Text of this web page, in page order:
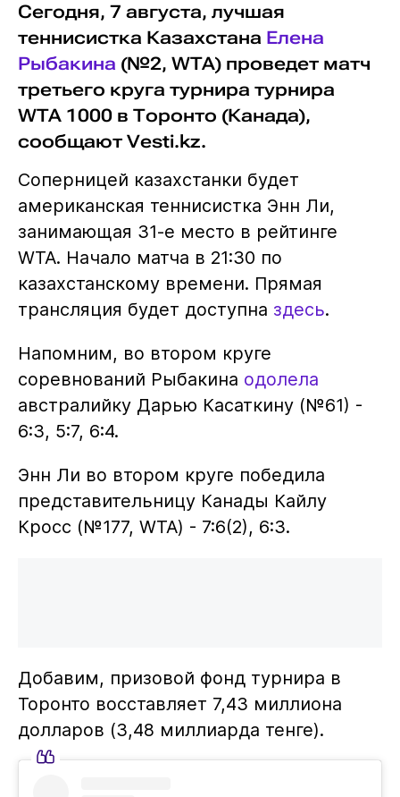
Сегодня, 7 августа, лучшая
теннисистка Казахстана Елена
Рыбакина (№2, WTA) проведет матч
третьего круга турнира турнира
WTA 1000 в Торонто (Канада),
сообщают Vesti.kz.
Соперницей казахстанки будет
американская теннисистка Энн Ли,
занимающая 31-е место в рейтинге
WTA. Начало матча в 21:30 по
казахстанскому времени. Прямая
трансляция будет доступна здесь.
Напомним, во втором круге
соревнований Рыбакина одолела
австралийку Дарью Касаткину (№61) -
6:3, 5:7, 6:4.
Энн Ли во втором круге победила
представительницу Канады Кайлу
Кросс (№177, WTA) - 7:6(2), 6:3.
Добавим, призовой фонд турнира в
Торонто восставляет 7,43 миллиона
долларов (3,48 миллиарда тенге).